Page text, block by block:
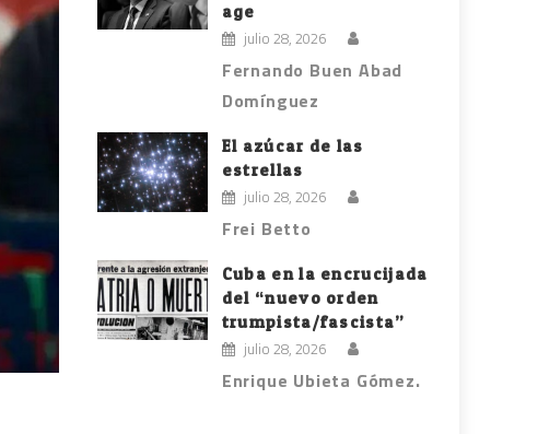
age
julio 28, 2026
Fernando Buen Abad
Domínguez
El azúcar de las
estrellas
julio 28, 2026
Frei Betto
Cuba en la encrucijada
del “nuevo orden
trumpista/fascista”
julio 28, 2026
Enrique Ubieta Gómez.